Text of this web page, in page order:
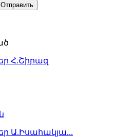
Հ.Շիրազ
Ա.Իսահակյա...